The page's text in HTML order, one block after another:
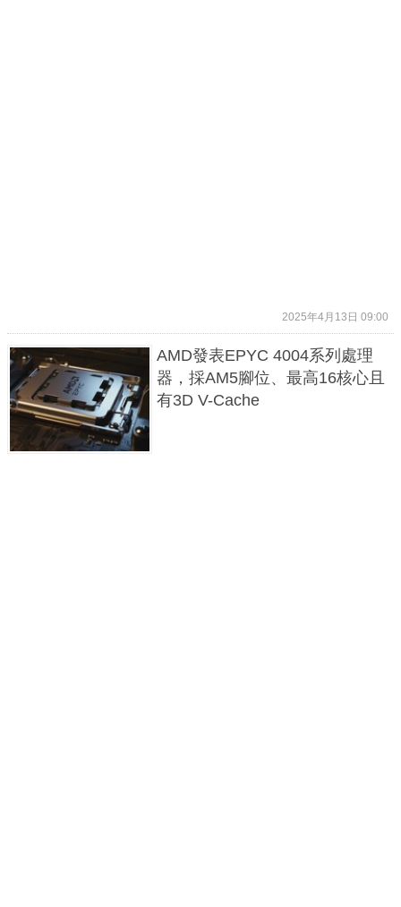
2025年4月13日 09:00
AMD發表EPYC 4004系列處理
器，採AM5腳位、最高16核心且
有3D V-Cache